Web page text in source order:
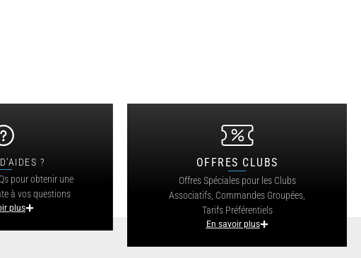
?
pour obtenir une
à vos questions
plus
OFFRES CLUBS
Offres Spéciales pour les Clubs
Associatifs, Commandes Groupées,
Tarifs Préférentiels
En savoir plus